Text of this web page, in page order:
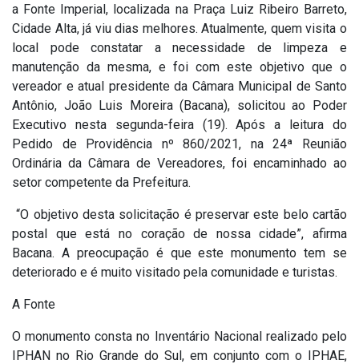
a Fonte Imperial, localizada na Praça Luiz Ribeiro Barreto,
Cidade Alta, já viu dias melhores. Atualmente, quem visita o
local pode constatar a necessidade de limpeza e
manutenção da mesma, e foi com este objetivo que o
vereador e atual presidente da Câmara Municipal de Santo
Antônio, João Luis Moreira (Bacana), solicitou ao Poder
Executivo nesta segunda-feira (19). Após a leitura do
Pedido de Providência nº 860/2021, na 24ª Reunião
Ordinária da Câmara de Vereadores, foi encaminhado ao
setor competente da Prefeitura.
“O objetivo desta solicitação é preservar este belo cartão
postal que está no coração de nossa cidade”, afirma
Bacana. A preocupação é que este monumento tem se
deteriorado e é muito visitado pela comunidade e turistas.
A Fonte
O monumento consta no Inventário Nacional realizado pelo
IPHAN no Rio Grande do Sul, em conjunto com o IPHAE,